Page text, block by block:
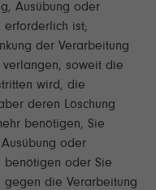
Ausübung oder
erforderlich ist;
der Verarbeitung
verlangen, soweit die
wird, die
deren Löschung
benötigen, Sie
oder
benötigen oder Sie
gegen die Verarbeitung